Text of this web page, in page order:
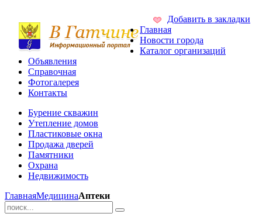
Добавить в закладки
Главная
Новости города
Каталог организаций
Объявления
Справочная
Фотогалерея
Контакты
Бурение скважин
Утепление домов
Пластиковые окна
Продажа дверей
Памятники
Охрана
Недвижимость
ГлавнаяМедицинаАптеки